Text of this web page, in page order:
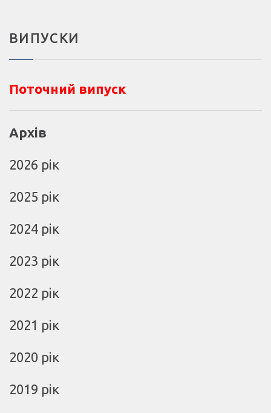
ВИПУСКИ
Поточний випуск
Архів
2026 рік
2025 рік
2024 рік
2023 рік
2022 рік
2021 рік
2020 рік
2019 рік